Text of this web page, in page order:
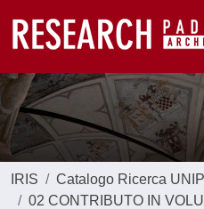
IRIS
Catalogo Ricerca
02 CONTRIBUTO IN